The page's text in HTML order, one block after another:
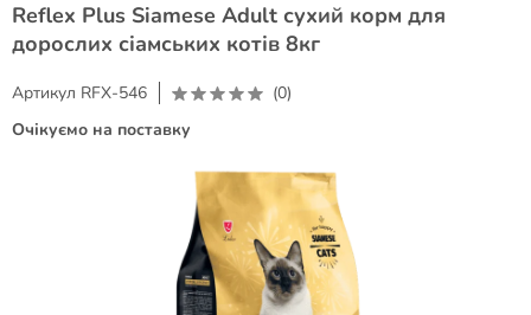
Reflex Plus Siamese Adult сухий корм для
дорослих сіамських котів 8кг
Артикул RFX-546
(0)
Очікуємо на поставку